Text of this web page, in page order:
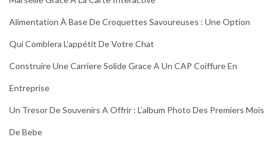
Alimentation À Base De Croquettes Savoureuses : Une Option
Qui Comblera L’appétit De Votre Chat
Construire Une Carriere Solide Grace A Un CAP Coiffure En
Entreprise
Un Tresor De Souvenirs A Offrir : L’album Photo Des Premiers Mois
De Bebe